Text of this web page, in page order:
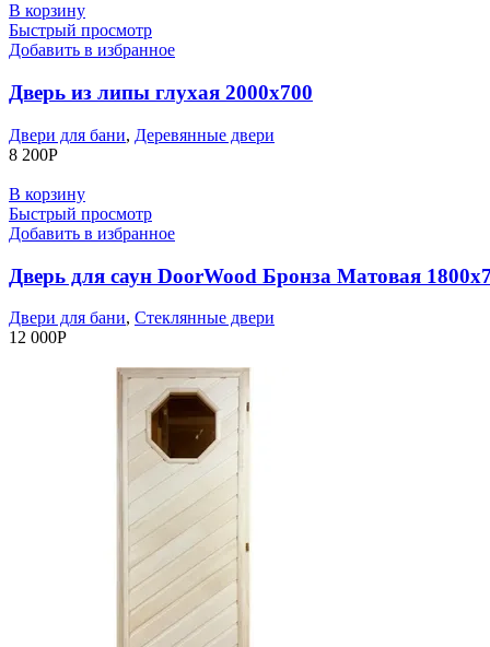
В корзину
Быстрый просмотр
Добавить в избранное
Дверь из липы глухая 2000х700
Двери для бани, Деревянные двери
8 200Р
В корзину
Быстрый просмотр
Добавить в избранное
Дверь для саун DoorWood Бронза Матовая
Двери для бани, Стеклянные двери
12 000Р